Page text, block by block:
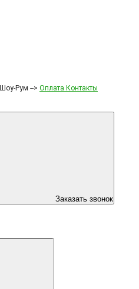
Шоу-Рум --> Оплата Контакты
Заказать звонок